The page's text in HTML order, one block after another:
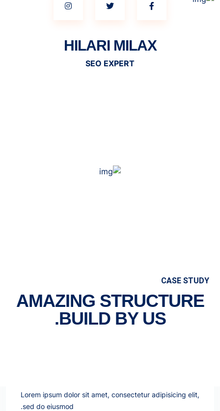
HILARI MILAX
SEO EXPERT
CASE STUDY
AMAZING STRUCTURE
BUILD BY US.
Lorem ipsum dolor sit amet, consectetur adipisicing elit,
sed do eiusmod.